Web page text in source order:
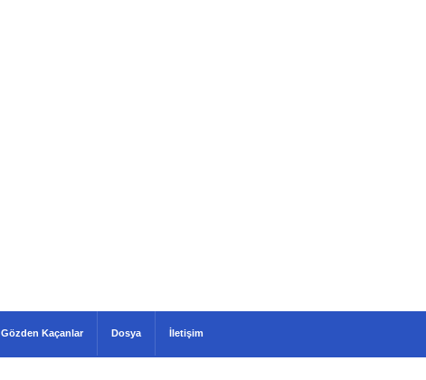
Gözden Kaçanlar Dosya İletişim